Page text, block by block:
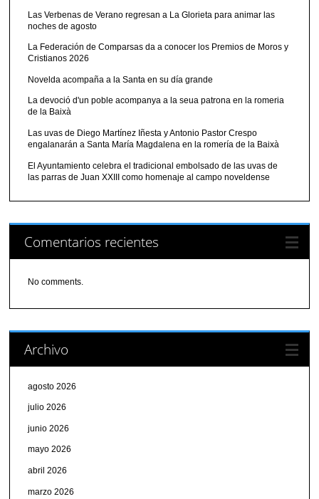
Las Verbenas de Verano regresan a La Glorieta para animar las
noches de agosto
La Federación de Comparsas da a conocer los Premios de Moros y
Cristianos 2026
Novelda acompaña a la Santa en su día grande
La devoció d'un poble acompanya a la seua patrona en la romeria
de la Baixà
Las uvas de Diego Martínez Iñesta y Antonio Pastor Crespo
engalanarán a Santa María Magdalena en la romería de la Baixà
El Ayuntamiento celebra el tradicional embolsado de las uvas de
las parras de Juan XXIII como homenaje al campo noveldense
Comentarios recientes
No comments.
Archivo
agosto 2026
julio 2026
junio 2026
mayo 2026
abril 2026
marzo 2026